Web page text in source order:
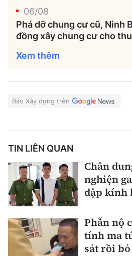
Giải trí - Thể thao
Tòa soạn: Số 2 Nguyễn Công
Hà Nội.
Tổng biên tập:
bandoc@baoxaydung.vn
Cấm sao chép dưới mọi hình
chấp thuận bằng văn bản.
Thông tin tòa
soạn
06/08
Phá dỡ chung cư cũ, Ninh
đồng xây chung cư cho
Xem thêm
Báo Xây dựng trên
TIN LIÊN QUAN
Chân
nghiện
đập kính
Phẫn nộ
tính ma
sát rồi